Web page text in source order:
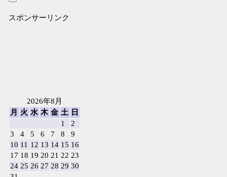
スポンサーリンク
2026年8月
月
火 水 木 金 土
日
1
2
3
4 5 6 7 8
9
10 11 12 13 14 15 16
17 18 19 20 21 22 23
24 25 26 27 28 29 30